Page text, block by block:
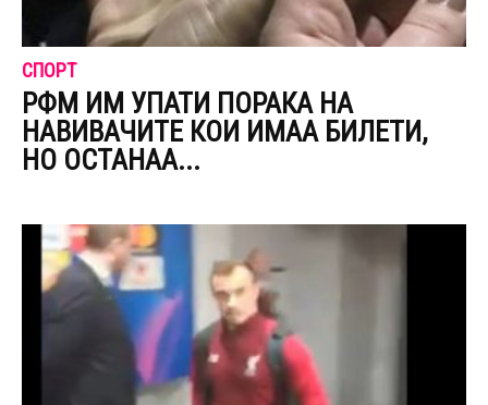
СПОРТ
РФМ ИМ УПАТИ ПОРАКА НА
НАВИВАЧИТЕ КОИ ИМАА БИЛЕТИ,
НО ОСТАНАА...